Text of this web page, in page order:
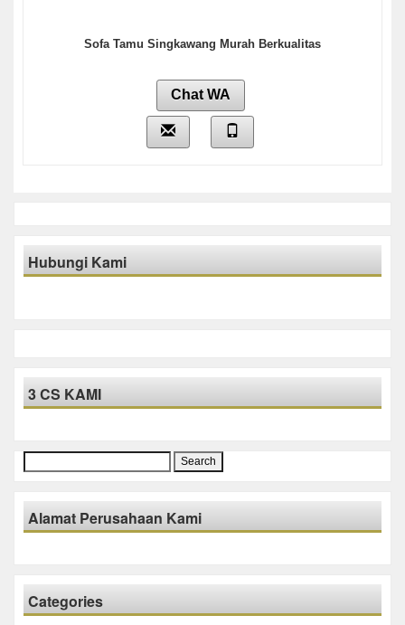
Sofa Tamu Singkawang Murah Berkualitas
Chat WA
Hubungi Kami
3 CS KAMI
for:
Alamat Perusahaan Kami
Categories